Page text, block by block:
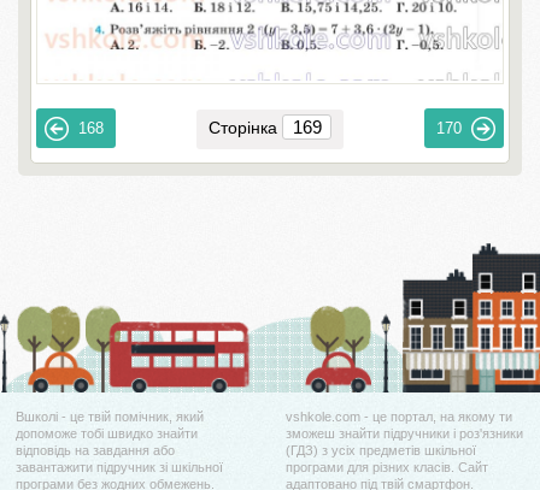
168 Сторінка 170
Вшколі - це твій помічник, який
допоможе тобі швидко знайти
відповідь на завдання або
завантажити підручник зі шкільної
програми без жодних обмежень.
vshkole.com - це портал, на якому ти
зможеш знайти підручники і роз'язники
(ГДЗ) з усіх предметів шкільної
програми для різних класів. Сайт
адаптовано під твій смартфон.